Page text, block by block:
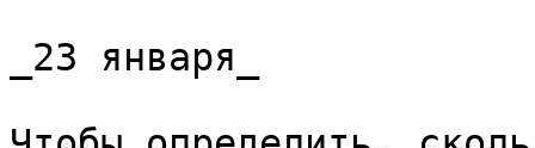
_23 января_